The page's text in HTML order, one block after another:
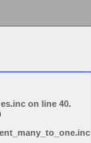
on line 40.